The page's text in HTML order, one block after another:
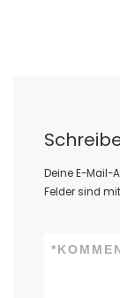
Deine E-Mail-
Felder sind mit
*